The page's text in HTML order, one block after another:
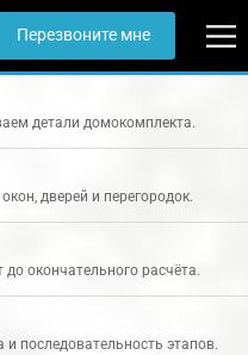
Перезвоните мне
детали домокомплекта.
дверей и перегородок.
окончательного расчёта.
последовательность этапов.